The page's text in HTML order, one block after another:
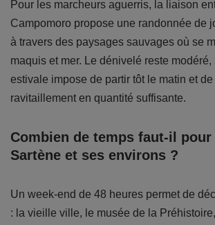
Pour les marcheurs aguerris, la liaison
Campomoro propose une randonnée de
à travers des paysages sauvages où se
maquis et mer. Le dénivelé reste
estivale impose de partir tôt le matin et
ravitaillement en quantité suffisante.
Combien de temps faut-il
Sartène et ses environs ?
Un week-end de 48 heures permet de
: la vieille ville, le musée de la